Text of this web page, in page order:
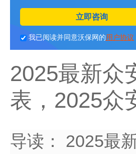
立即咨询
我已阅读并同意沃保网的用户协议
2025最新众
表，2025众
导读：
2025最